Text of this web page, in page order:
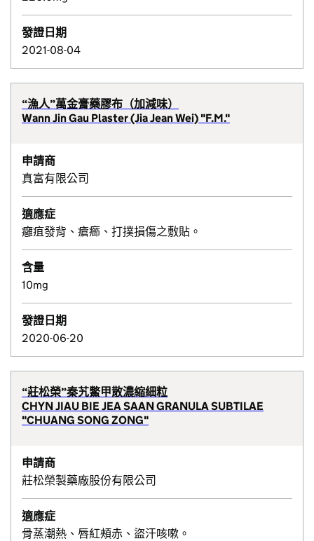
發證日期
2021-08-04
“漁人”萬金膏藥膠布（加減味）
Wann Jin Gau Plaster (Jia Jean Wei) "F.M."
申請商
真富有限公司
適應症
癰疽發背、瘡癤、打撲損傷之敷貼。
含量
10mg
發證日期
2020-06-20
“莊松榮”秦艽鱉甲散濃縮細粒
CHYN JIAU BIE JEA SAAN GRANULA SUBTILAE
"CHUANG SONG ZONG"
申請商
莊松榮製藥廠股份有限公司
適應症
骨蒸潮熱、唇紅頰赤、盜汗咳嗽。